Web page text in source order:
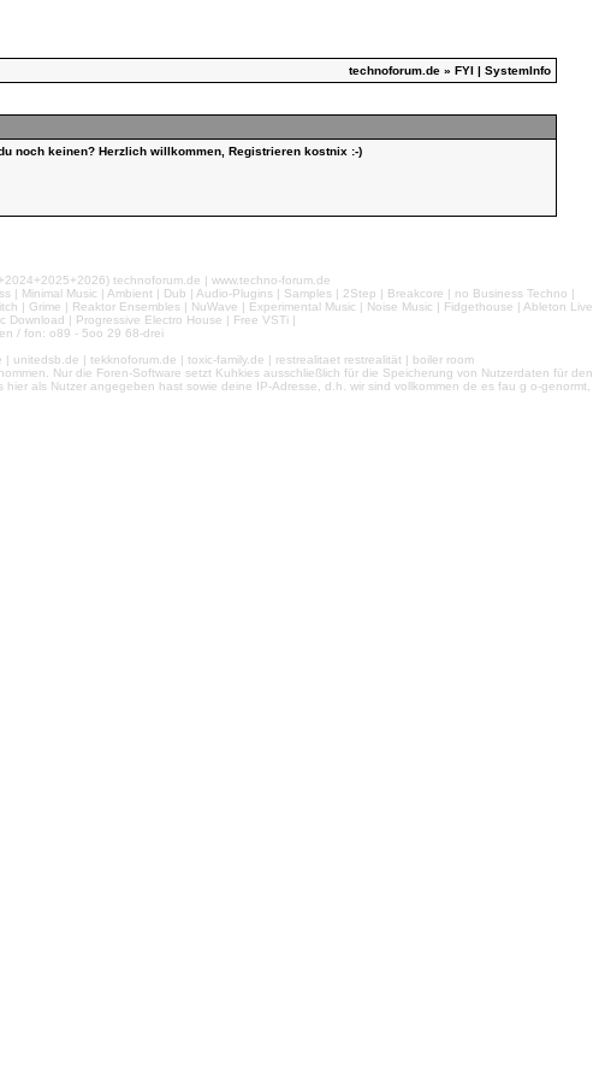
technoforum.de » FYI | SystemInfo
noch keinen? Herzlich willkommen, Registrieren kostnix :-)
technoforum.de | www.techno-forum.de
Minimal Music | Ambient | Dub | Audio-Plugins | Samples | 2Step | Breakcore | no Business Techno |
| Grime | Reaktor Ensembles | NuWave | Experimental Music | Noise Music | Fidgethouse | Ableton Live
| Progressive Electro House | Free VSTi |
/ fon: o89 - 5oo 29 68-drei
| tekknoforum.de | toxic-family.de | restrealitaet restrealität | boiler room
Nur die Foren-Software setzt Kuhkies ausschließlich für die Speicherung von Nutzerdaten für den
als Nutzer angegeben hast sowie deine IP-Adresse, d.h. wir sind vollkommen de es fau g o-genormt,